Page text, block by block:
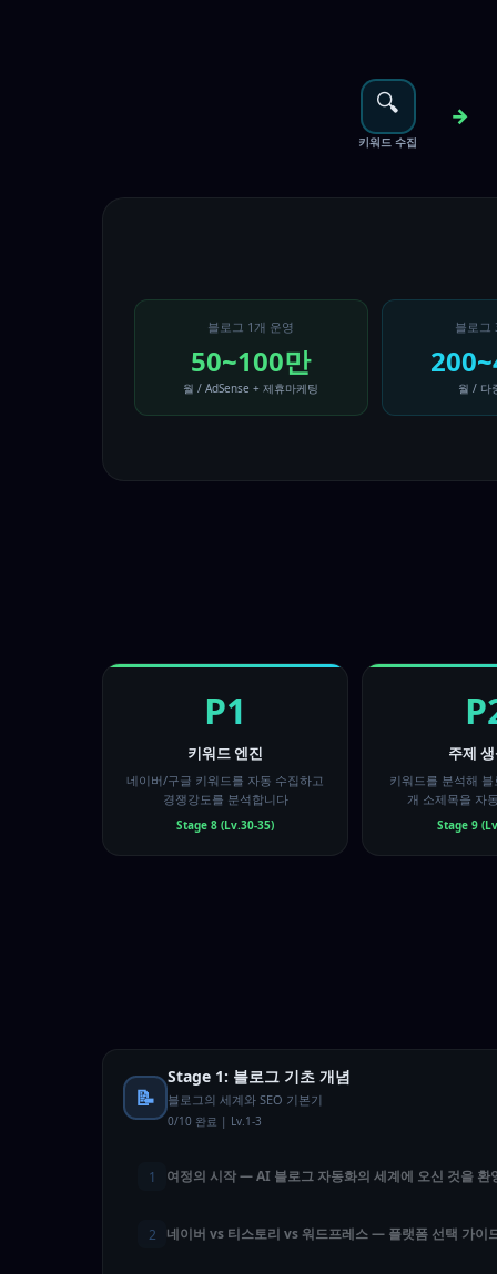
🔍
키워드 수집
→
블로그 1개 운영
50~100만
월 / AdSense + 제휴마케팅
블로그
월 / 다
P1
키워드 엔진
네이버/구글 키워드를 자동 수집하고
경쟁강도를 분석합니다
Stage 8 (Lv.30-35)
주제
키워드를 분석해
개 소제목을 자
Stage 9
📝
Stage 1: 블로그 기초 개념
블로그의 세계와 SEO 기본기
0/10 완료 | Lv.1-3
1 여정의 시작 — AI 블로그 자동화의 세계에 오신 것을 환
2 네이버 vs 티스토리 vs 워드프레스 — 플랫폼 선택 가이